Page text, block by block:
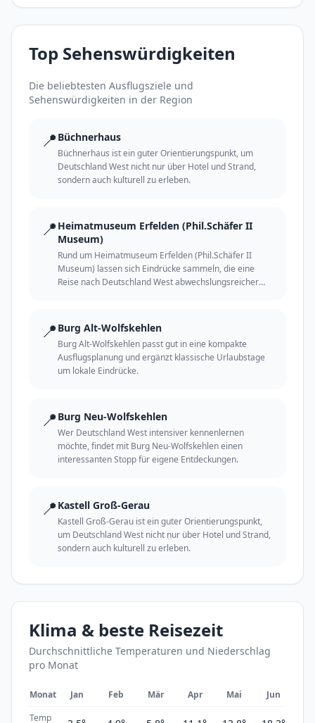
Top Sehenswürdigkeiten
Die beliebtesten Ausflugsziele und
Sehenswürdigkeiten in der Region
📍 Büchnerhaus
Büchnerhaus ist ein guter Orientierungspunkt, um
Deutschland West nicht nur über Hotel und Strand,
sondern auch kulturell zu erleben.
📍 Heimatmuseum Erfelden (Phil.Schäfer II
Museum)
Rund um Heimatmuseum Erfelden (Phil.Schäfer II
Museum) lassen sich Eindrücke sammeln, die eine
Reise nach Deutschland West abwechslungsreicher
📍 Burg Alt-Wolfskehlen
Burg Alt-Wolfskehlen passt gut in eine kompakte
Ausflugsplanung und ergänzt klassische Urlaubstage
um lokale Eindrücke.
📍 Burg Neu-Wolfskehlen
Wer Deutschland West intensiver kennenlernen
möchte, findet mit Burg Neu-Wolfskehlen einen
interessanten Stopp für eigene Entdeckungen.
📍 Kastell Groß-Gerau
Kastell Groß-Gerau ist ein guter Orientierungspunkt,
um Deutschland West nicht nur über Hotel und Strand,
sondern auch kulturell zu erleben.
Klima & beste Reisezeit
Durchschnittliche Temperaturen und Niederschlag
pro Monat
Monat Jan Feb Mär Apr Mai Jun
Temp